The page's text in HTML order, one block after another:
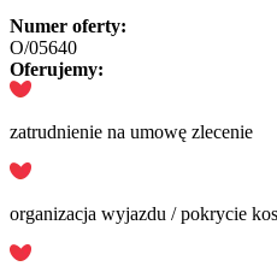
Numer oferty:
O/05640
Oferujemy:
zatrudnienie na umowę zlecenie
organizacja wyjazdu / pokrycie